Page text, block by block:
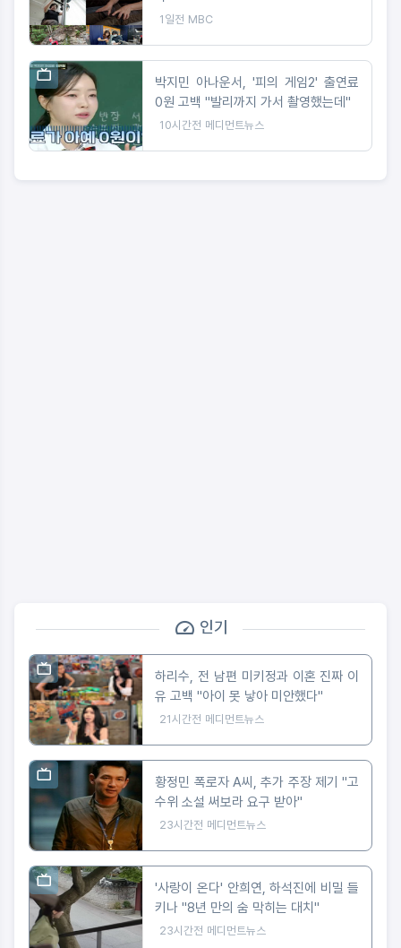
1일전 MBC
박지민 아나운서, '피의 게임2' 출연료
0원 고백 "발리까지 가서 촬영했는데"
10시간전 메디먼트뉴스
인기
하리수, 전 남편 미키정과 이혼 진짜 이
유 고백 "아이 못 낳아 미안했다"
21시간전 메디먼트뉴스
황정민 폭로자 A씨, 추가 주장 제기 "고
수위 소설 써보라 요구 받아"
23시간전 메디먼트뉴스
'사랑이 온다' 안희연, 하석진에 비밀 들
키나 "8년 만의 숨 막히는 대치"
23시간전 메디먼트뉴스